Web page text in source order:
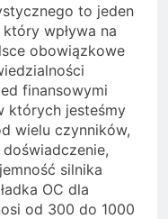
to jeden
wpływa na
obowiązkowe
finansowymi
których jesteśmy
wielu czynników,
silnika
OC dla
od 300 do 1000